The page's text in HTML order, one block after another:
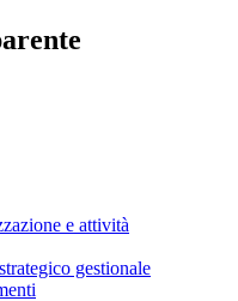
e attività
gestionale